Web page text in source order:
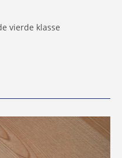
vierde klasse